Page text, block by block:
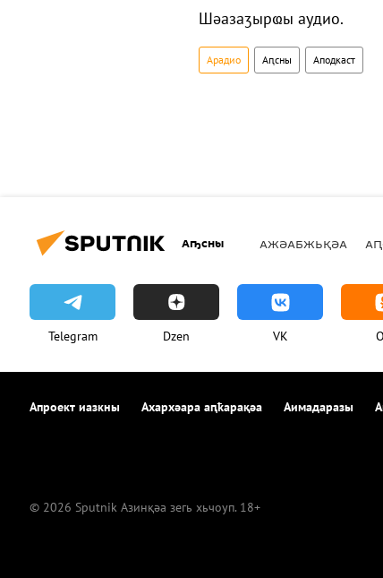
Шәазаӡырҩы аудио.
Арадио Аԥсны Аподкаст
Аҧсны АЖӘАБЖЬҚӘА
Telegram Dzen VK
Апроект иазкны Ахархәара аԥҟарақәа Аимадаразы
© 2026 Sputnik Азинқәа зегь хьчоуп. 18+